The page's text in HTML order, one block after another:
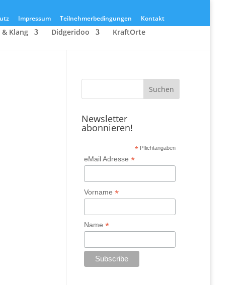
Impressum Teilnehmerbedingungen Kontakt
Klang Didgeridoo KraftOrte
Newsletter
abonnieren!
* Pflichtangaben
eMail Adresse*
Vorname*
Name*